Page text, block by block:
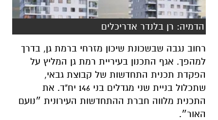
הדמיה: רן בלנדר אדריכלים
רחוב נגבה שבשכונת שיכון מזרחי ברמת גן, בדרך
למהפך. אגף התכנון בעיריית רמת גן המליץ על
הפקדת תכנית התחדשות של קבוצת גבאי,
שתכלול בניית שני מגדלים בני 146 יח"ד. את
התכנית מלווה חברת ההתחדשות העירונית ״נועם
האור״.